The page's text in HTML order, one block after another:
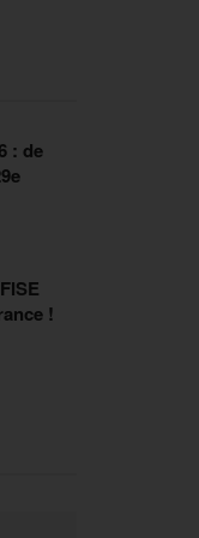
: de
!